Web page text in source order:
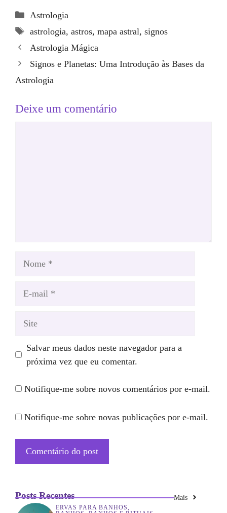
Categorias
Astrologia
Tags
astrologia, astros, mapa astral, signos
Astrologia Mágica
Signos e Planetas: Uma Introdução às Bases da
Astrologia
Deixe um comentário
Salvar meus dados neste navegador para a
próxima vez que eu comentar.
Notifique-me sobre novos comentários por e-mail.
Notifique-me sobre novas publicações por e-mail.
Posts Recentes Mais
ERVAS PARA BANHOS,